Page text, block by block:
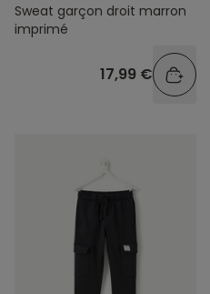
Sweat garçon droit marron
imprimé
17,99 €